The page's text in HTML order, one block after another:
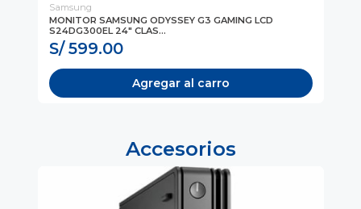
Samsung
MONITOR SAMSUNG ODYSSEY G3 GAMING LCD
S24DG300EL 24" CLAS...
S/ 599.00
Agregar al carro
Accesorios